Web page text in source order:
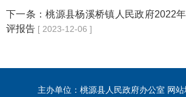
下一条：桃源县杨溪桥镇人民政府2022
评报告 [ 2023-12-06 ]
主办单位：桃源县人民政府办公室 网站